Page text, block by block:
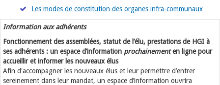
Les modes de constitution des organes infra-communaux
Information aux adhérents
Fonctionnement des assemblées, statut de l’élu, prestations de HGI à
ses adhérents : un espace d’information prochainementen ligne pour
accueillir et informer les nouveaux élus
Afin d'accompagner les nouveaux élus et leur permettre d’entrer
sereinement dans leur mandat, un espace d’information ouvrira